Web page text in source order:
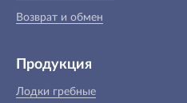
Возврат и обмен
Продукция
Лодки гребные